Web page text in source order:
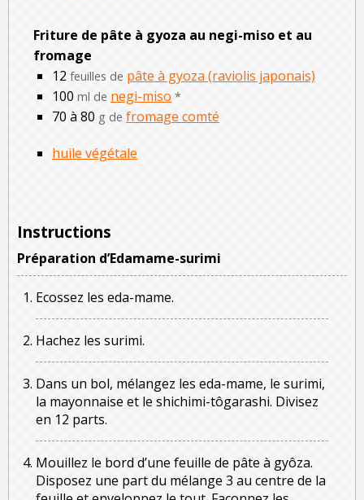
Friture de pâte à gyoza au negi-miso et au
fromage
12 feuilles de pâte à gyoza (raviolis japonais)
100 ml de negi-miso *
70 à 80 g de fromage comté
huile végétale
Instructions
Préparation d’Edamame-surimi
Ecossez les eda-mame.
Hachez les surimi.
Dans un bol, mélangez les eda-mame, le surimi,
la mayonnaise et le shichimi-tôgarashi. Divisez
en 12 parts.
Mouillez le bord d’une feuille de pâte à gyôza.
Disposez une part du mélange 3 au centre de la